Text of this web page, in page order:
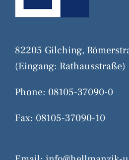
82205 Gilching,
(Eingang: Rathausstraße)
Phone: 08105-37090-0
Fax: 08105-37090-10